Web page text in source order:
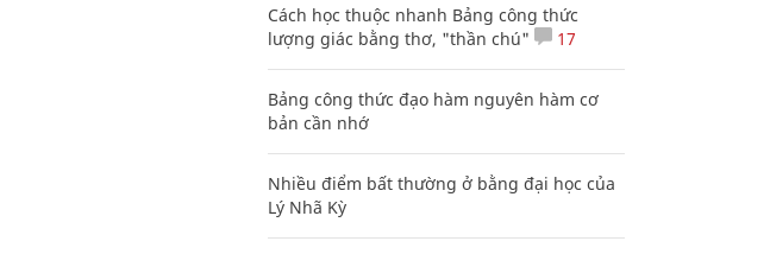
Cách học thuộc nhanh Bảng công thức
lượng giác bằng thơ, "thần chú"
17
Bảng công thức đạo hàm nguyên hàm cơ
bản cần nhớ
Nhiều điểm bất thường ở bằng đại học của
Lý Nhã Kỳ